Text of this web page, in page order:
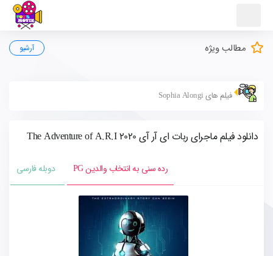
مطالب ویژه آرشیو
فیلم های Sophia Alongi
دانلود فیلم ماجرای ربات ای آر آی The Adventure of A.R.I 2020
رده سنی به انتخاب والدین PG دوبله فارسی